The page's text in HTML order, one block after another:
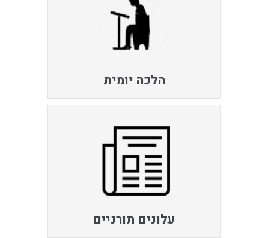
הלכה יומית
עלונים תורניים